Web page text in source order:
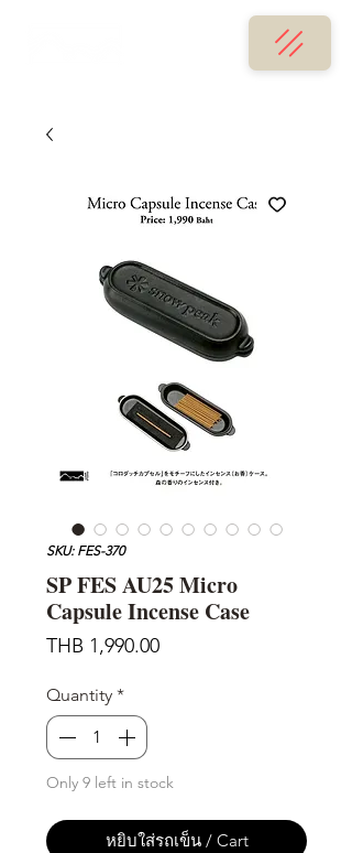
SKU: FES-370
SP FES AU25 Micro
Capsule Incense Case
THB 1,990.00Price
Quantity *
Only 9 left in stock
หยิบใส่รถเข็น / Cart